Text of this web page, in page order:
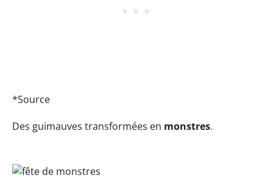
*Source
Des guimauves transformées en monstres.